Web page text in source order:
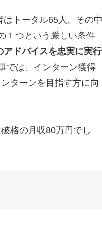
はトータル65人、その中
１つという厳しい条件
ドバイスを忠実に実行
では、インターン獲得
ターンを目指す方に向
格の月収80万円でし